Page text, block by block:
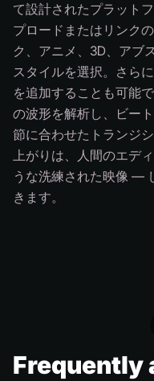
て設計されたプラット
プロードまたはリンク
ク、アニメ、3D、アブ
スタイルを選択。さら
を追加することも可能
の波形を解析し、ビー
節に合わせたトランジ
上がりは、人間のエデ
うな洗練された映像 —
きます。
Frequently